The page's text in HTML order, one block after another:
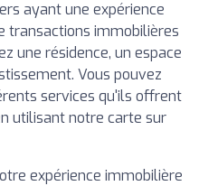
ayant une expérience
transactions immobilières
une résidence, un espace
Vous pouvez
services qu'ils offrent
utilisant notre carte sur
expérience immobilière